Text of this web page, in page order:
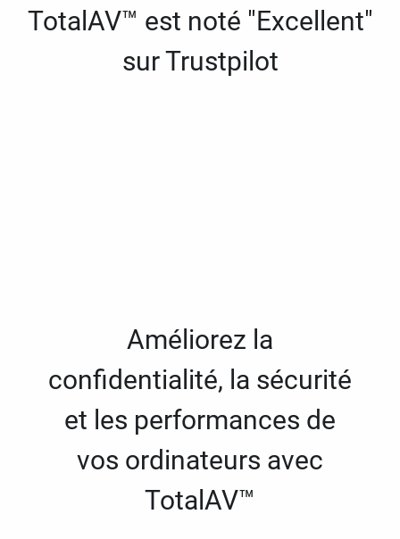
TotalAV™ est noté "Excellent"
sur Trustpilot
Améliorez la
confidentialité, la sécurité
et les performances de
vos ordinateurs avec
TotalAV™